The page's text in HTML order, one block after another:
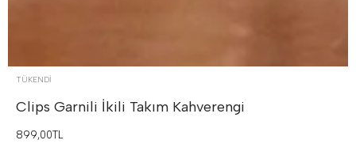
TÜKENDI
Clips Garnili İkili Takım Kahverengi
899,00TL